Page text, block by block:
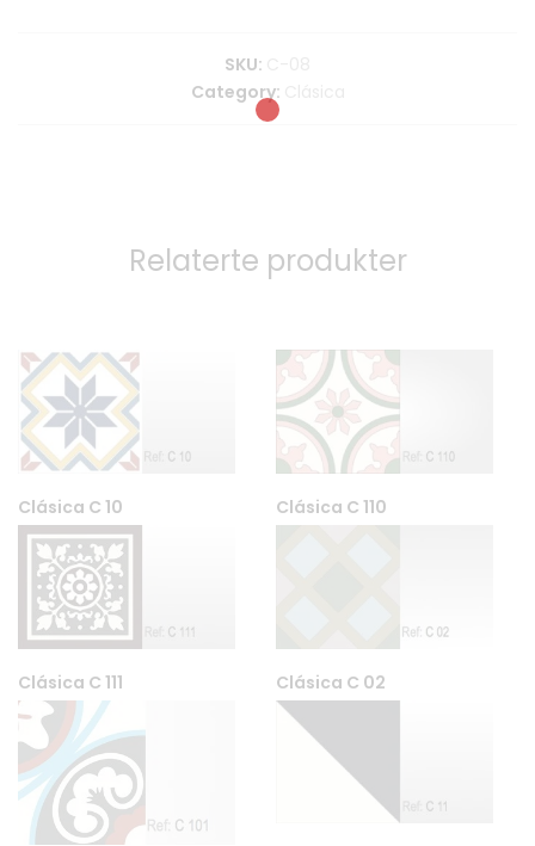
SKU:
Category:
Relaterte produkter
Clásica C 10 Clásica C 110
Clásica C 111 Clásica C 02